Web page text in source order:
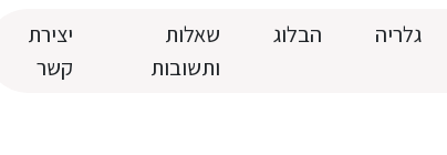
גלריה הבלוג
שאלות
ותשובות
יצירת
קשר